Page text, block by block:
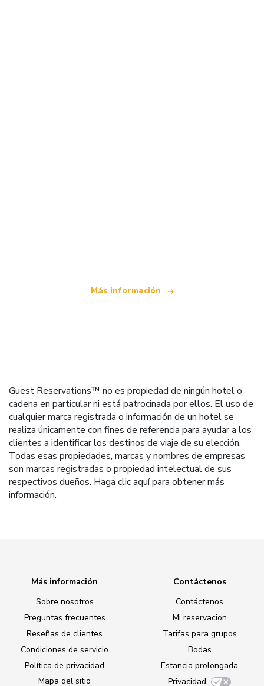
Más información
Guest Reservations™ no es propiedad de ningún hotel o
cadena en particular ni está patrocinada por ellos. El uso de
cualquier marca registrada o información de un hotel se
realiza únicamente con fines de referencia para ayudar a los
clientes a identificar los destinos de viaje de su elección.
Todas esas propiedades, marcas y nombres de empresas
son marcas registradas o propiedad intelectual de sus
respectivos dueños. Haga clic aquípara obtener más
información.
Más información
Sobre nosotros
Preguntas frecuentes
Reseñas de clientes
Condiciones de servicio
Política de privacidad
Mapa del sitio
Contáctenos
Contáctenos
Mi reservacion
Tarifas para grupos
Bodas
Estancia prolongada
Privacidad